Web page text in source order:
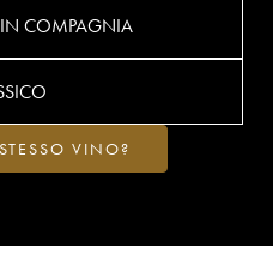
COMPAGNIA
VINO?